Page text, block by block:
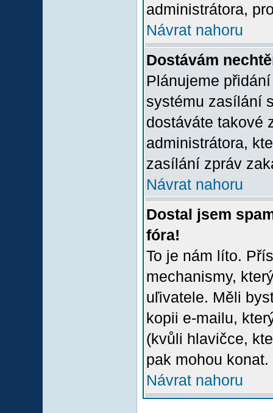
administrátora,
Návrat nahoru
Dostávám
Plánujeme
systému zasílání
dostáváte takové
administrátora,
zasílání zpráv
Návrat nahoru
Dostal jsem
fóra!
To je nám líto.
mechanismy,
uľivatele. Měli
kopii e-mailu,
(kvůli hlavičce,
pak mohou konat.
Návrat nahoru